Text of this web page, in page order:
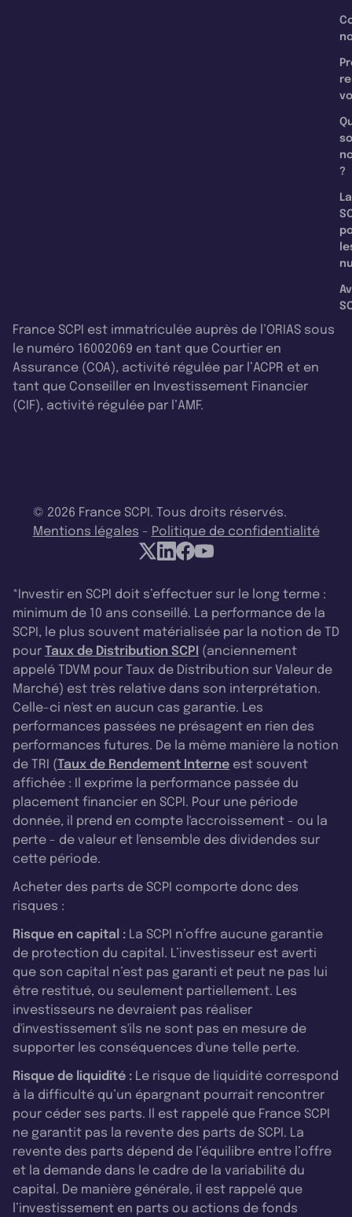
?
La
France SCPI est immatriculée auprès de l’ORIAS sous
le numéro 16002069 en tant que Courtier en
Assurance (COA), activité régulée par l’ACPR et en
tant que Conseiller en Investissement Financier
(CIF), activité régulée par l’AMF.
© 2026 France SCPI. Tous droits réservés.
Mentions légales - Politique de confidentialité
*Investir en SCPI doit s’effectuer sur le long terme :
minimum de 10 ans conseillé. La performance de la
SCPI, le plus souvent matérialisée par la notion de TD
pour Taux de Distribution SCPI (anciennement
appelé TDVM pour Taux de Distribution sur Valeur de
Marché) est très relative dans son interprétation.
Celle-ci n'est en aucun cas garantie. Les
performances passées ne présagent en rien des
performances futures. De la même manière la notion
de TRI (Taux de Rendement Interne est souvent
affichée : Il exprime la performance passée du
placement financier en SCPI. Pour une période
donnée, il prend en compte l'accroissement - ou la
perte - de valeur et l'ensemble des dividendes sur
cette période.
Acheter des parts de SCPI comporte donc des
risques :
Risque en capital : La SCPI n’offre aucune garantie
de protection du capital. L’investisseur est averti
que son capital n’est pas garanti et peut ne pas lui
être restitué, ou seulement partiellement. Les
investisseurs ne devraient pas réaliser
d'investissement s'ils ne sont pas en mesure de
supporter les conséquences d'une telle perte.
Risque de liquidité : Le risque de liquidité correspond
à la difficulté qu’un épargnant pourrait rencontrer
pour céder ses parts. Il est rappelé que France SCPI
ne garantit pas la revente des parts de SCPI. La
revente des parts dépend de l’équilibre entre l’offre
et la demande dans le cadre de la variabilité du
capital. De manière générale, il est rappelé que
l’investissement en parts ou actions de fonds